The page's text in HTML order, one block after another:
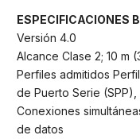
ESPECIFICACIONES
Versión 4.0
Alcance Clase 2; 10 m
Perfiles admitidos
de Puerto Serie
Conexiones
de datos